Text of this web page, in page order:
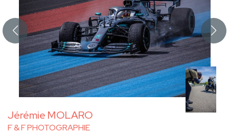
Jérémie MOLARO
F & F PHOTOGRAPHIE